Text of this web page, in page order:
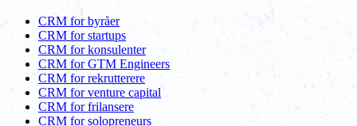
CRM for byråer
CRM for startups
CRM for konsulenter
CRM for GTM Engineers
CRM for rekrutterere
CRM for venture capital
CRM for frilansere
CRM for solopreneurs